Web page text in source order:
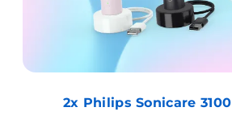
2x Philips Sonicare 3100